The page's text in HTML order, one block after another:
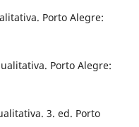
Porto Alegre:
Porto Alegre:
3. ed. Porto